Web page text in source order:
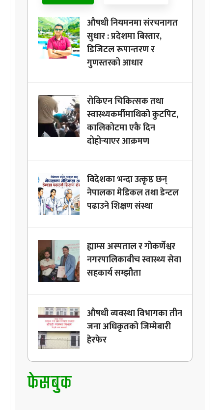
औषधी नियमनमा संरचनागत
सुधार : प्रदेशमा बिस्तार,
डिजिटल रूपान्तरण र
गुणस्तरको आधार
रोकिएन चिकित्सक तथा
स्वास्थ्यकर्मीमाथिको कुटपिट,
कालिकोटमा एकै दिन
दोहोर्‍याएर आक्रमण
विदेशका भन्दा उत्कृष्ठ छन्
नेपालका मेडिकल तथा डेन्टल
पढाउने शिक्षण संस्था
ह्याम्स अस्पताल र गोकर्णेश्वर
नगरपालिकाबीच स्वास्थ्य सेवा
सहकार्य सम्झौता
औषधी व्यवस्था विभागका तीन
जना अधिकृतको जिम्मेबारी
हेरफेर
फेसबुक